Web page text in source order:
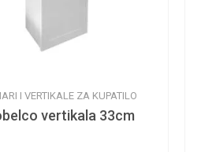
I VERTIKALE ZA KUPATILO
vertikala 33cm